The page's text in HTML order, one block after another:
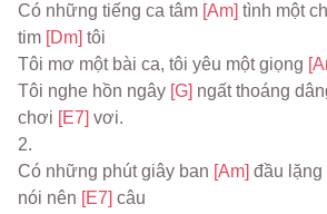
Có những tiếng ca tâm [Am] tình một
tim [Dm] tôi
Tôi mơ một bài ca, tôi yêu một giọng
Tôi nghe hồn ngây [G] ngất thoáng
chơi [E7] vơi.
2.
Có những phút giây ban [Am] đầu lặng
nói nên [E7] câu